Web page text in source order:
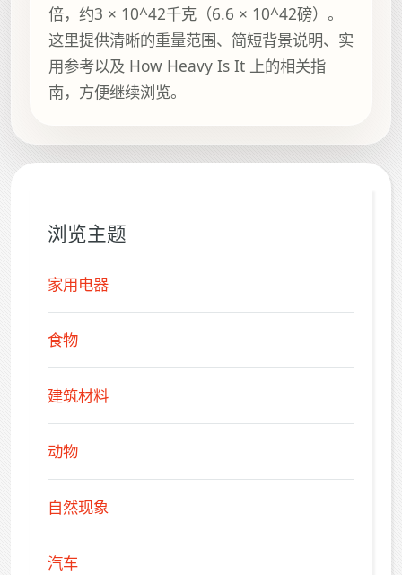
倍，约3 × 10^42千克（6.6 × 10^42磅）。
这里提供清晰的重量范围、简短背景说明、实
用参考以及 How Heavy Is It 上的相关指
南，方便继续浏览。
浏览主题
家用电器
食物
建筑材料
动物
自然现象
汽车